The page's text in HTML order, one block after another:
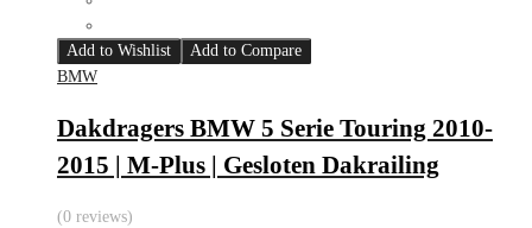
Add to Wishlist
Add to Compare
BMW
Dakdragers BMW 5 Serie Touring 2010-
2015 | M-Plus | Gesloten Dakrailing
(0 reviews)